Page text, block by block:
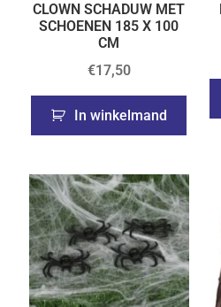
CLOWN SCHADUW MET
SCHOENEN 185 X 100
CM
€17,50
In winkelmand